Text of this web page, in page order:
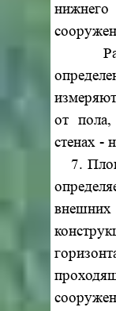
от
стенах -
7.